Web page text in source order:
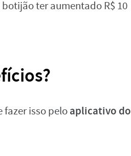
ter aumentado R$ 10
isso peloaplicativo do